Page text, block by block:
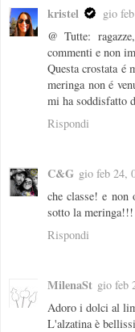
kristel
gio
@ Tutte:
commenti e non
Questa crostata
meringa non é
mi ha soddisfatto
Rispondi
C&G gio feb 24,
che classe! e non
sotto la
Rispondi
MilenaSt gio feb
Adoro i dolci al
L'alzatina è